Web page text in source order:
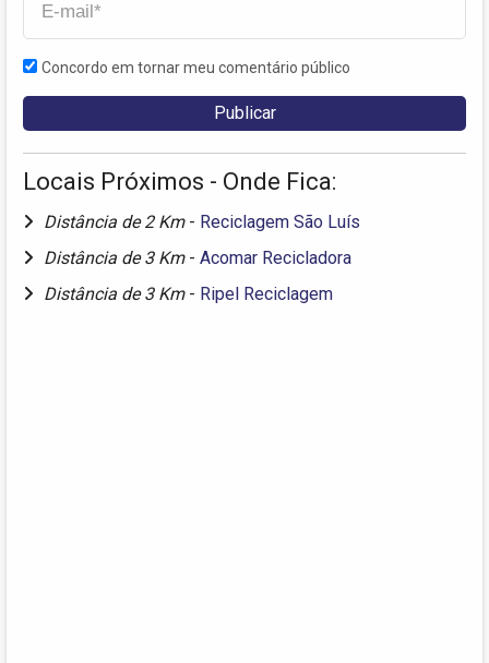
Concordo em tornar meu comentário público
Locais Próximos - Onde Fica:
Distância de 2 Km - Reciclagem São Luís
Distância de 3 Km - Acomar Recicladora
Distância de 3 Km - Ripel Reciclagem